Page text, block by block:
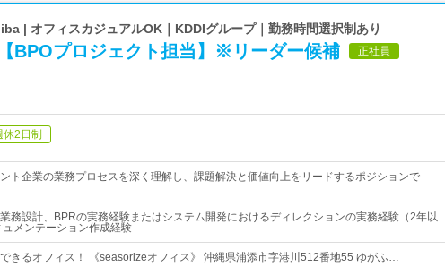
| オフィスカジュアルOK｜KDDIグループ｜勤務時間選択制あり
【BPOプロジェクト担当】※リーダー候補 正社員
休2日制
ト企業の業務プロセスを深く理解し、課題解決と価値向上をリードするポジションで
業務設計、BPRの実務経験またはシステム開発におけるディレクションの実務経験（2年以
ュメンテーション作成経験
きるオフィス！ 《seasorizeオフィス》 沖縄県浦添市字港川512番地55 ゆがふ…